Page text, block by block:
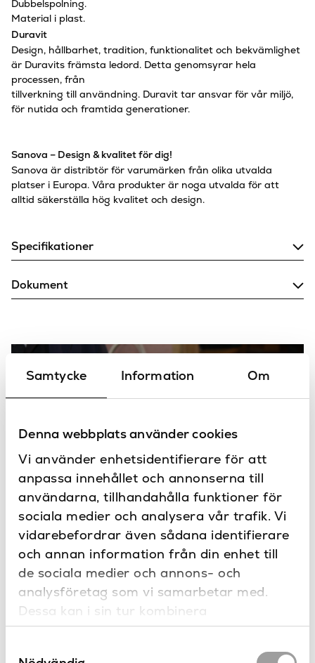
Samtycke Information Om
Denna webbplats använder cookies
Vi använder enhetsidentifierare för att
anpassa innehållet och annonserna till
användarna, tillhandahålla funktioner för
sociala medier och analysera vår trafik. Vi
vidarebefordrar även sådana identifierare
och annan information från din enhet till
de sociala medier och annons- och
analysföretag som vi samarbetar med.
Dessa kan i sin tur kombinera
informationen med annan information som
Dubbelspolning.
Material i plast.
Duravit
Design, hållbarhet, tradition, funktionalitet och bekvämlighet
är Duravits främsta ledord. Detta genomsyrar hela
processen, från
tillverkning till användning. Duravit tar ansvar för vår miljö,
för nutida och framtida generationer.
Sanova – Design & kvalitet för dig!
Sanova är distribtör för varumärken från olika utvalda
platser i Europa. Våra produkter är noga utvalda för att
alltid säkerställa hög kvalitet och design.
Specifikationer
Djup (mm) 10
Färg
stål, Guld, Krom, Matt
Serie DuraSystem
Varumärke Duravit
Vikt 0,3 kg
Dokument
Har du frågor eller vill du göra en
specialbeställning?
Produkter
i serien DuraSystem